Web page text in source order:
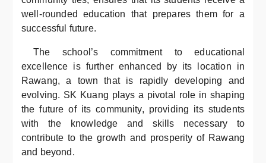
well-rounded education that prepares them for a
successful future.
The school’s commitment to educational
excellence is further enhanced by its location in
Rawang, a town that is rapidly developing and
evolving. SK Kuang plays a pivotal role in shaping
the future of its community, providing its students
with the knowledge and skills necessary to
contribute to the growth and prosperity of Rawang
and beyond.